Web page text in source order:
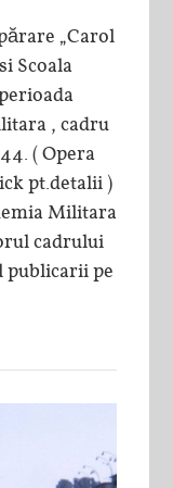
„Carol
Scoala
, cadru
( Opera
pt.detalii )
Militara
cadrului
publicarii pe